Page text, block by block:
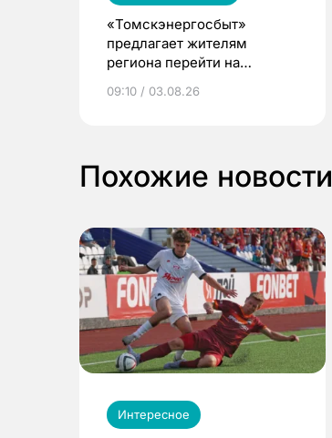
«Томскэнергосбыт»
предлагает жителям
региона перейти на
выиграть призы
09:10 / 03.08.26
Похожие новости
Интересное